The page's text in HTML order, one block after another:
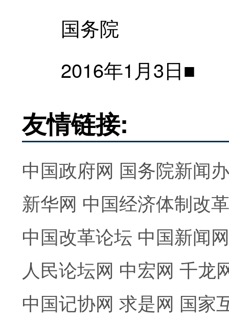
国务院
2016年1月3日■
友情链接:
中国政府网 国务院新闻
新华网 中国经济体制改
中国改革论坛 中国新闻网
人民论坛网 中宏网 千龙
中国记协网 求是网 国家